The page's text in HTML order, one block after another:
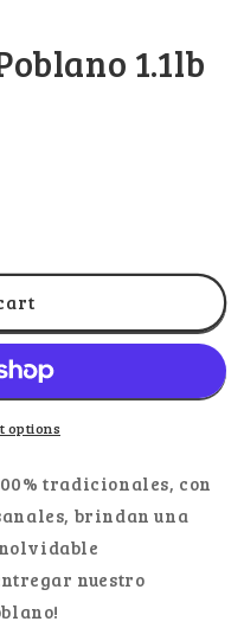
1.1lb
options
tradicionales, con
brindan una
nuestro